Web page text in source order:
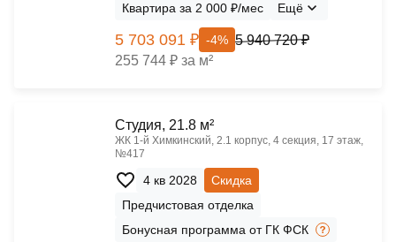
Квартира за 2 000 ₽/мес
Ещё
5 703 091 ₽ -4% 5 940 720 ₽
255 744 ₽ за м²
Cтудия, 21.8 м²
ЖК 1‑й Химкинский, 2.1 корпус, 4 секция, 17 этаж,
№417
4 кв 2028
Скидка
Предчистовая отделка
Бонусная программа от ГК ФСК